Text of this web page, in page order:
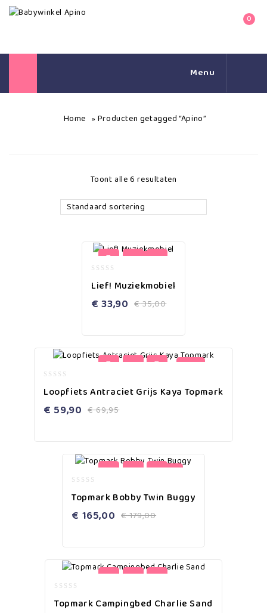
0
Menu
Home » Producten getagged “Apino”
Toont alle 6 resultaten
Standaard sortering
-3%
out
5
Lief! Muziekmobiel
€35,00
€ 33,90
-14%
out
5
Loopfiets Antraciet Grijs Kaya Topmark
€69,95
€ 59,90
-8%
out
5
Topmark Bobby Twin Buggy
€179,00
€ 165,00
out
Topmark Campingbed Charlie Sand